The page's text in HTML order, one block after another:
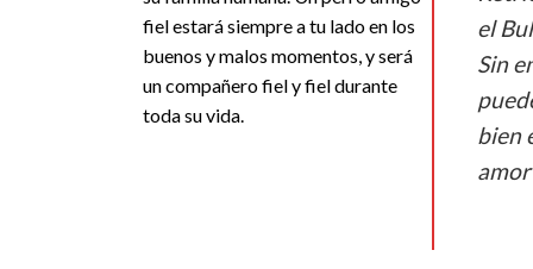
fiel estará siempre a tu lado en los
buenos y malos momentos, y será
un compañero fiel y fiel durante
toda su vida.
el
Sin
bien